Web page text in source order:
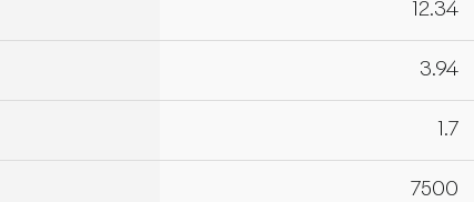
12.34
3.94
1.7
7500